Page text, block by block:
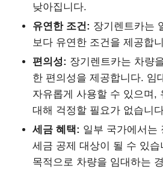
낮아집니다.
유연한 조건: 장기렌트카는
보다 유연한 조건을 제공합
편의성: 장기렌트카는 차량
한 편의성을 제공합니다. 임
자유롭게 사용할 수 있으며,
대해 걱정할 필요가 없습니
세금 혜택: 일부 국가에서는
세금 공제 대상이 될 수 있
목적으로 차량을 임대하는